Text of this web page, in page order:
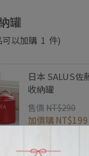
罐
以加購 1 件)
日本 SALUS佐
收納罐
售價 NT$290
加價購 NT$199